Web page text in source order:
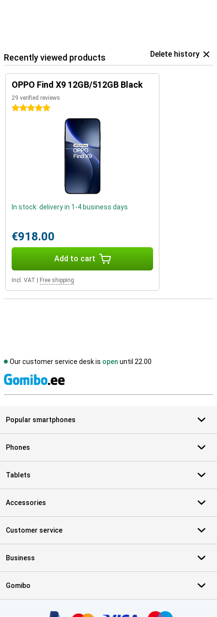
Recently viewed products Delete history
OPPO Find X9 12GB/512GB Black
29 verified reviews
5 stars
In stock: delivery in 1-4 business days
€918.00
Add to cart
Incl. VAT Free shipping
Our customer service desk is open until 22.00
Popular smartphones
Phones
Tablets
Accessories
Customer service
Business
Gomibo